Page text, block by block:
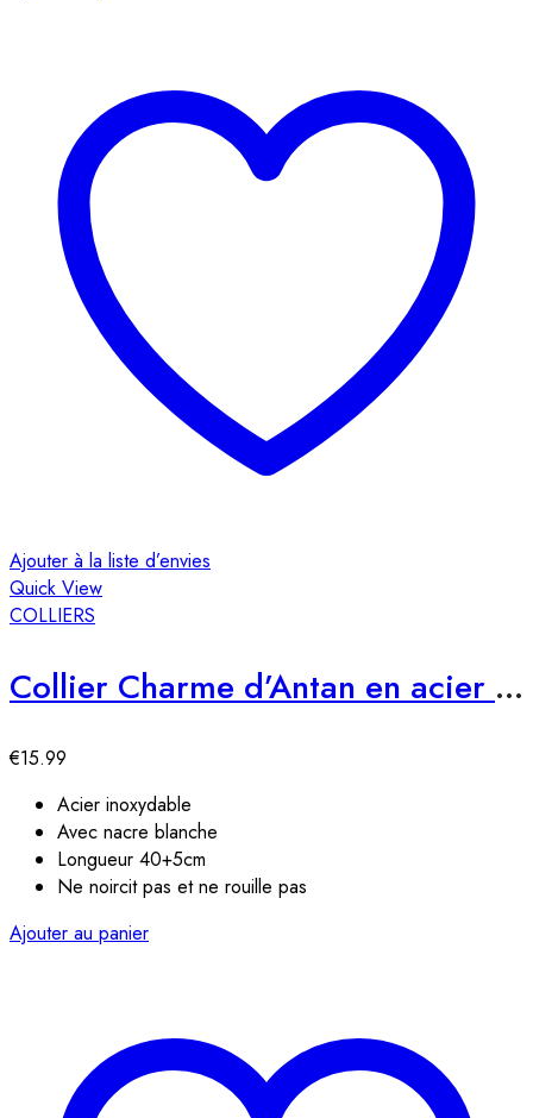
Ajouter à la liste d’envies
Quick View
COLLIERS
Collier Charme d’Antan en acier inoxydable
€15.99
Acier inoxydable
Avec nacre blanche
Longueur 40+5cm
Ne noircit pas et ne rouille pas
Ajouter au panier